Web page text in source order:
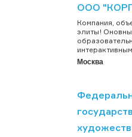
ООО
Компания,
элиты!
Москва
художеств